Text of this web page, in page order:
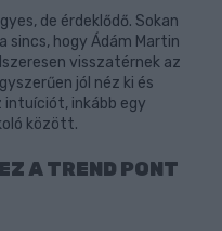
de érdeklődő. Sokan
sincs, hogy Ádám Martin
visszatérnek az
jól néz ki és
inkább egy
között.
A TREND PONT